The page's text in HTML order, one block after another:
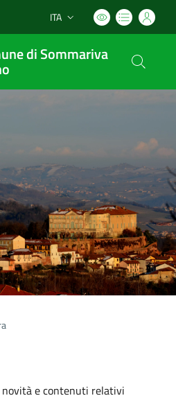
Lingua attiva:
ITA
di Sommariva
e contenuti relativi